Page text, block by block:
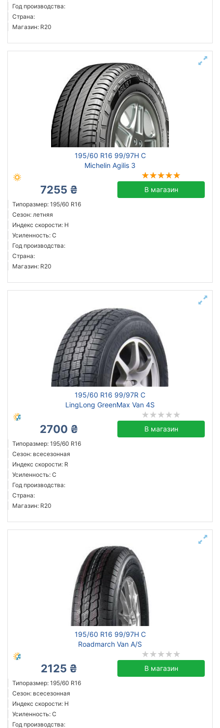
Год производства:
Страна:
Магазин: R20
195/60 R16 99/97H C
Michelin Agilis 3
7255 ₴ В магазин
Типоразмер: 195/60 R16
Сезон: летняя
Индекс скорости: H
Усиленность: C
Год производства:
Страна:
Магазин: R20
195/60 R16 99/97R C
LingLong GreenMax Van 4S
2700 ₴ В магазин
Типоразмер: 195/60 R16
Сезон: всесезонная
Индекс скорости: R
Усиленность: C
Год производства:
Страна:
Магазин: R20
195/60 R16 99/97H C
Roadmarch Van A/S
2125 ₴ В магазин
Типоразмер: 195/60 R16
Сезон: всесезонная
Индекс скорости: H
Усиленность: C
Год производства: